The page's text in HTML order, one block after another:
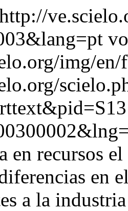
img/
en recursos
en
a la